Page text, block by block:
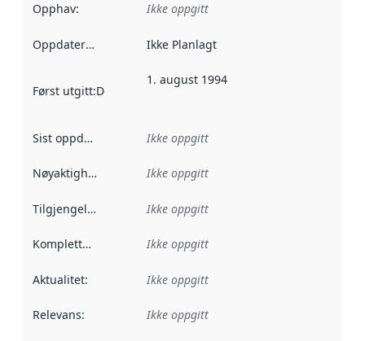
Opphav: Ikke oppgitt
Oppdateringsfrekvens :
Ikke Planlagt
Først utgitt:Denne datoen sier når dataene i dette
1. august 1994
Sist oppdatert Ikke oppgitt
Nøyaktighet Ikke oppgitt
Tilgjengelighet Ikke oppgitt
Kompletthet Ikke oppgitt
Aktualitet: Ikke oppgitt
Relevans: Ikke oppgitt